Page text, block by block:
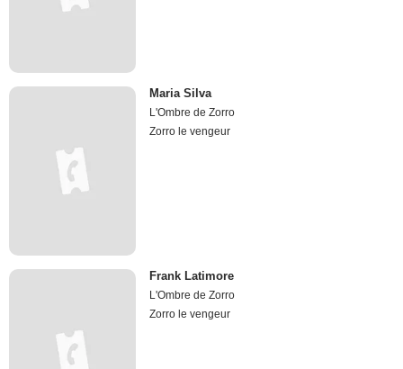
Maria Silva
L'Ombre de Zorro
Zorro le vengeur
Frank Latimore
L'Ombre de Zorro
Zorro le vengeur